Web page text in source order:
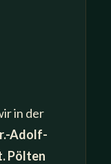
in der
Adolf-
Pölten